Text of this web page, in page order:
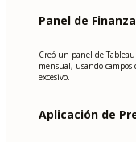
Panel de
Creó un panel de
mensual, usando campos
excesivo.
Aplicación de